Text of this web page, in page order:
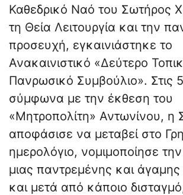
Καθεδρικό Ναό του Σωτήρος
τη Θεία Λειτουργία και την
προσευχή, εγκαινιάστηκε το
Ανακαινιστικό «Δεύτερο
Πανρωσικό Συμβούλιο». Στις
σύμφωνα με την έκθεση του
«Μητροπολίτη» Αντωνίνου, η
αποφάσισε να μεταβεί στο
ημερολόγιο, νομιμοποίησε
μιας παντρεμένης και
και μετά από κάποιο